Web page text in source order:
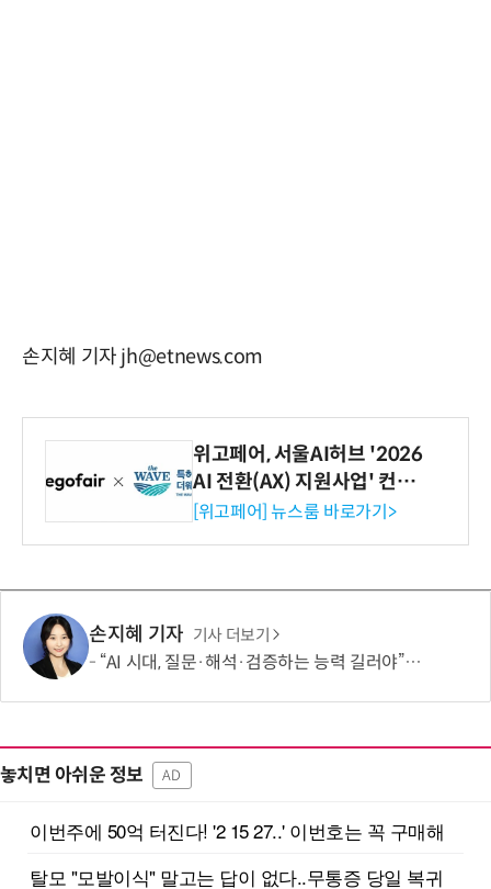
손지혜 기자 jh@etnews.com
위고페어, 서울AI허브 '2026
AI 전환(AX) 지원사업' 컨소
시엄 선정
[위고페어] 뉴스룸 바로가기>
손지혜 기자 기사 더보기
“AI 시대, 질문·해석·검증하는 능력 길러야”…현장 교사 5명의 제언
놓치면 아쉬운 정보 AD